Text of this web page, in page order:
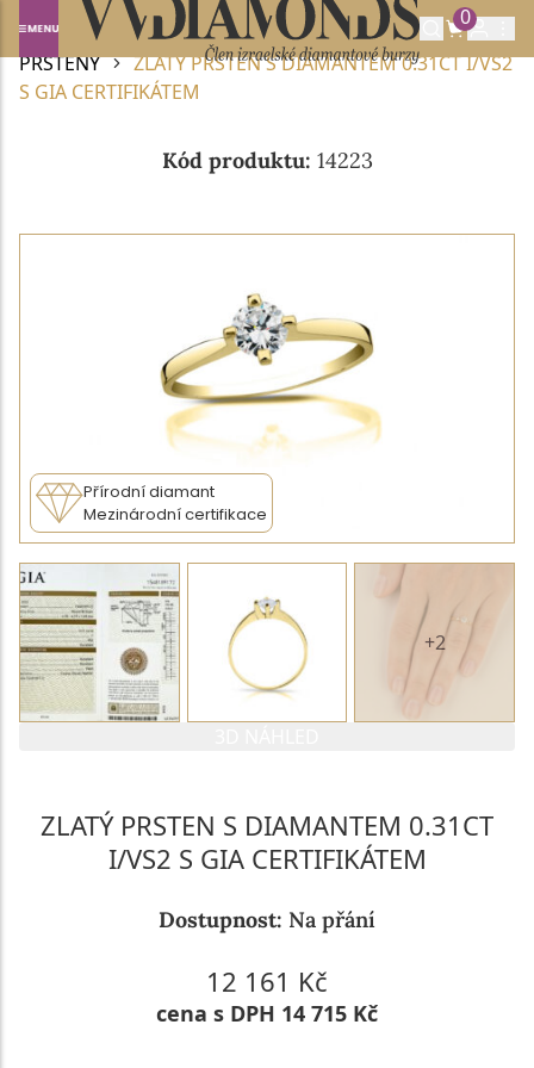
0
Domů DIAMANTOVÉ ŠPERKY
DIAMANTOVÉ
PRSTENY
ZLATÝ PRSTEN S DIAMANTEM 0.31CT I/VS2
S GIA CERTIFIKÁTEM
Kód produktu: 14223
Přírodní diamant
Mezinárodní certifikace
+2
ZLATÝ PRSTEN S DIAMANTEM 0.31CT
I/VS2 S GIA CERTIFIKÁTEM
Dostupnost: Na přání
12 161 Kč
cena s DPH 14 715 Kč